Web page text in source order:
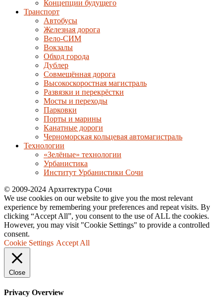
Концепции будущего
Транспорт
Автобусы
Железная дорога
Вело-СИМ
Вокзалы
Обход города
Дублер
Совмещённая дорога
Высокоскоростная магистраль
Развязки и перекрёстки
Мосты и переходы
Парковки
Порты и марины
Канатные дороги
Черноморская кольцевая автомагистраль
Технологии
«Зелёные» технологии
Урбанистика
Институт Урбанистики Сочи
© 2009-2024 Архитектура Сочи
We use cookies on our website to give you the most relevant
experience by remembering your preferences and repeat visits. By
clicking “Accept All”, you consent to the use of ALL the cookies.
However, you may visit "Cookie Settings" to provide a controlled
consent.
Cookie Settings Accept All
Close
Privacy Overview